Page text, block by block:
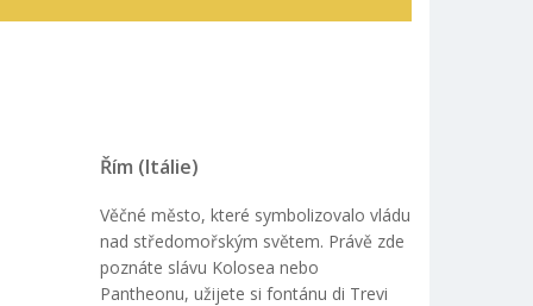
Řím (Itálie)
Věčné město, které symbolizovalo vládu
nad středomořským světem. Právě zde
poznáte slávu Kolosea nebo
Pantheonu, užijete si fontánu di Trevi